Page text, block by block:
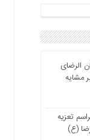
الرضای
تعزیه
(ع)